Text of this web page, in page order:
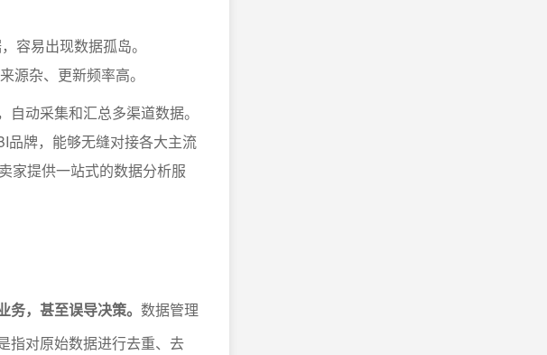
容易出现数据孤岛。
源杂、更新频率高。
动采集和汇总多渠道数据。
品牌，能够无缝对接各大主流
家提供一站式的数据分析服
，甚至误导决策。 数据管理
指对原始数据进行去重、去